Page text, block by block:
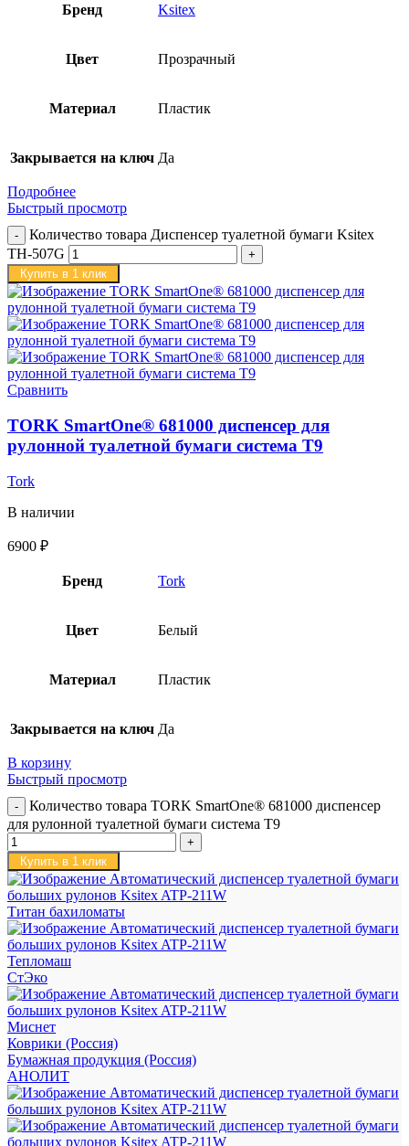
Бренд Ksitex
Цвет Прозрачный
Материал Пластик
Закрывается на ключ Да
Подробнее
Быстрый просмотр
Количество товара Диспенсер туалетной бумаги Ksitex
TH-507G
Купить в 1 клик
Сравнить
TORK SmartOne® 681000 диспенсер для
рулонной туалетной бумаги система T9
Tork
В наличии
6900 ₽
Бренд Tork
Цвет Белый
Материал Пластик
Закрывается на ключ Да
В корзину
Быстрый просмотр
Количество товара TORK SmartOne® 681000 диспенсер
для рулонной туалетной бумаги система T9
Купить в 1 клик
Титан бахиломаты
Тепломаш
СтЭко
Миснет
Коврики (Россия)
Бумажная продукция (Россия)
АНОЛИТ